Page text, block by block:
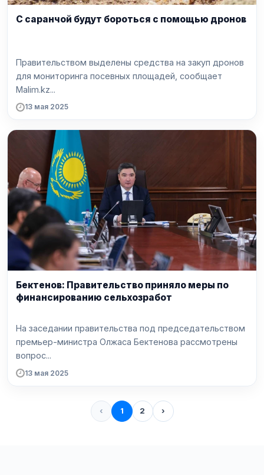
С саранчой будут бороться с помощью дронов
Правительством выделены средства на закуп дронов
для мониторинга посевных площадей, сообщает
Malim.kz...
13 мая 2025
Бектенов: Правительство приняло меры по
финансированию сельхозработ
На заседании правительства под председательством
премьер-министра Олжаса Бектенова рассмотрены
вопрос...
13 мая 2025
‹ 1 2 ›